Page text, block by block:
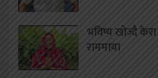
भविष्य खोज्दै
राममाया